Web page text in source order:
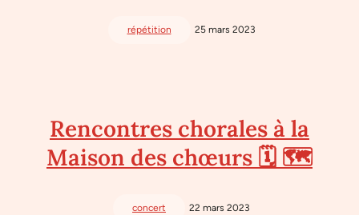
répétition 25 mars 2023
Rencontres chorales à la
Maison des chœurs 🗓 🗺
concert 22 mars 2023